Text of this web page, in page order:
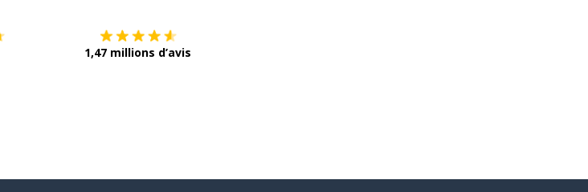
1,47 millions d’avis